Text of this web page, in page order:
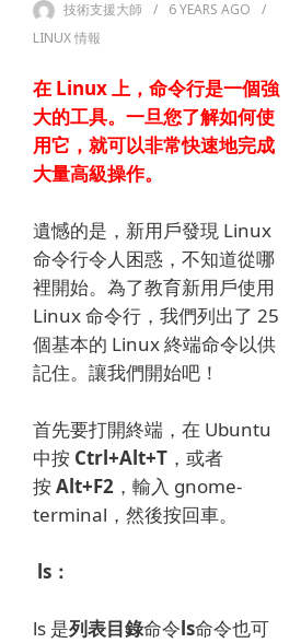
技術支援大師 6 YEARS AGO
LINUX 情報
在 Linux 上，命令行是一個強
大的工具。 一旦您了解如何使
用它，就可以非常快速地完成
大量高級操作。
遺憾的是，新用戶發現 Linux
命令行令人困惑，不知道從哪
裡開始。 為了教育新用戶使用
Linux 命令行，我們列出了 25
個基本的 Linux 終端命令以供
記住。 讓我們開始吧！
首先要打開終端， 在 Ubuntu
中按 Ctrl+Alt+T ，或者
按Alt+F2 ，輸入 gnome-
terminal，然後按回車。
ls：
ls 是列表目錄命令ls命令也可